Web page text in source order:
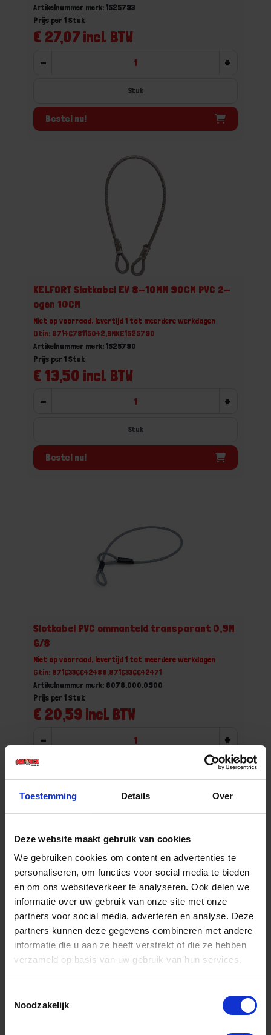
Toestemming Details Over
Deze website maakt gebruik van cookies
We gebruiken cookies om content en advertenties te
personaliseren, om functies voor social media te bieden
en om ons websiteverkeer te analyseren. Ook delen we
informatie over uw gebruik van onze site met onze
partners voor social media, adverteren en analyse. Deze
partners kunnen deze gegevens combineren met andere
informatie die u aan ze heeft verstrekt of die ze hebben
verzameld op basis van uw gebruik van hun services.
Noodzakelijk
Artikelnummer merk: 1525793
€ 27,07 incl. BTW
Prijs per 1 Stuk
- +
Stuk
Bestel nu!
KELFORT Slotkabel EV 8-10MM 90CM PVC 2-
ogen 10CM
Niet op voorraad, levertijd 1 tot meerdere werkdagen
Gtin: 8714678115042,BMKE1525790
Artikelnummer merk: 1525790
€ 13,50 incl. BTW
Prijs per 1 Stuk
- +
Stuk
Bestel nu!
Slotkabel PVC ommanteld transparant 0,9M
6/8
Niet op voorraad, levertijd 1 tot meerdere werkdagen
Gtin: 8716336642488,8716336642471
Artikelnummer merk: 8078.000.0900
€ 20,59 incl. BTW
Prijs per 1 Stuk
- +
Bestel nu!
Slotkabel PVC ommanteld transparant 10M
6/8MM
Gtin: 8716336642600,8716336642594